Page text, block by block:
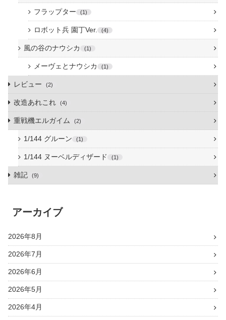
フラップター 1
ロボット兵 園丁Ver. 4
風の谷のナウシカ 1
メーヴェとナウシカ 1
レビュー 2
改造あれこれ 4
重戦機エルガイム 2
1/144 グルーン 1
1/144 ヌーベルディザード 1
雑記 9
アーカイブ
2026年8月
2026年7月
2026年6月
2026年5月
2026年4月